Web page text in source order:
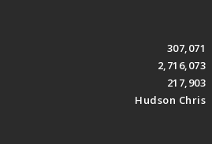
307,071
2,716,073
217,903
Hudson Chris